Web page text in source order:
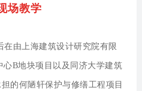
场教学
在由上海建筑设计研究院有限
B地块项目以及同济大学建筑
的何陋轩保护与修缮工程项目